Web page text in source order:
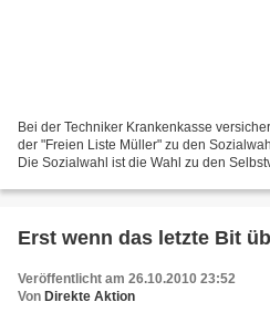
Bei der Techniker Krankenkasse
der "Freien Liste Müller" zu den
Die Sozialwahl ist die Wahl zu den
Erst wenn das letzte Bit
Veröffentlicht am 26.10.2010 23:52
Von Direkte Aktion